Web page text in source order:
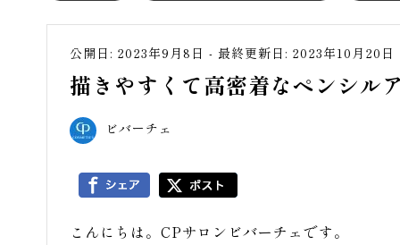
公開日: 2023年9月8日 - 最終更新日: 2023年10月20日
描きやすくて高密着なペンシル
ビバーチェ
こんにちは。CPサロンビバーチェです。